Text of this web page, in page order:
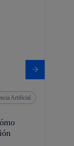
Artificial